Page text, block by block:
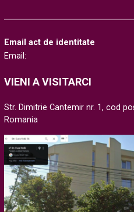
Email act de identitate
Email:
VIENI A VISITARCI
Str. Dimitrie Cantemir nr. 1, cod
Romania